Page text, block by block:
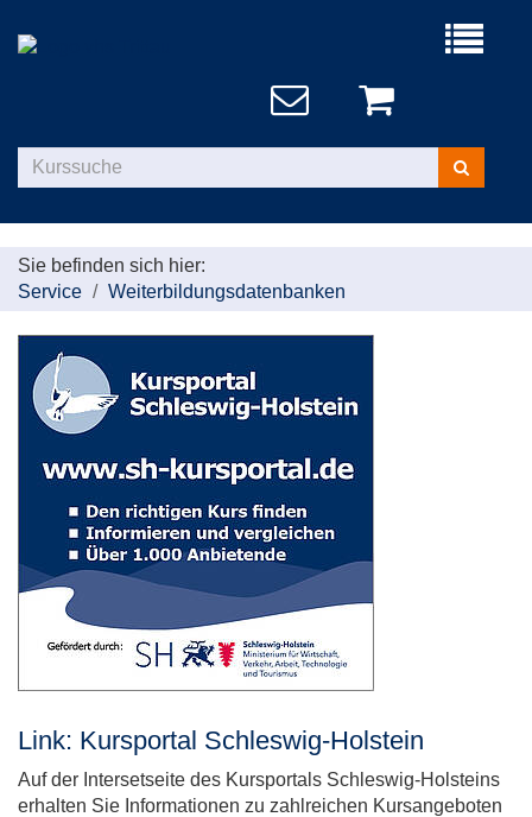
Menü
Kurse
suchen
Sie befinden sich hier:
Service
Weiterbildungsdatenbanken
Link: Kursportal Schleswig-Holstein
Auf der Intersetseite des Kursportals Schleswig-Holsteins
erhalten Sie Informationen zu zahlreichen Kursangeboten